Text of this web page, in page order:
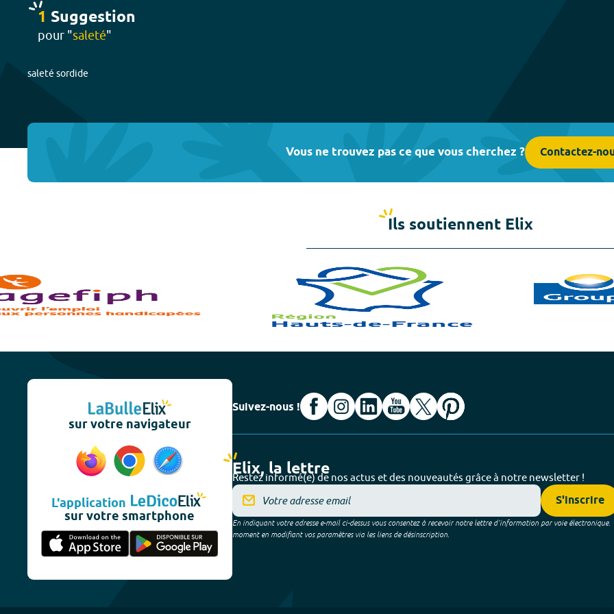
1 Suggestion
pour "saleté"
saleté sordide
Vous ne trouvez pas ce que vous cherchez ? Contactez-
Ils soutiennent Elix
sur votre navigateur
L'application
sur votre smartphone
Suivez-nous !
Elix, la lettre
Restez informé(e) de nos actus et des nouveautés grâce à notre newsletter !
S'inscrire
En indiquant votre adresse e-mail ci-dessus vous consentez à recevoir notre lettre d’information par voie électronique.
moment en modifiant vos paramètres via les liens de désinscription.